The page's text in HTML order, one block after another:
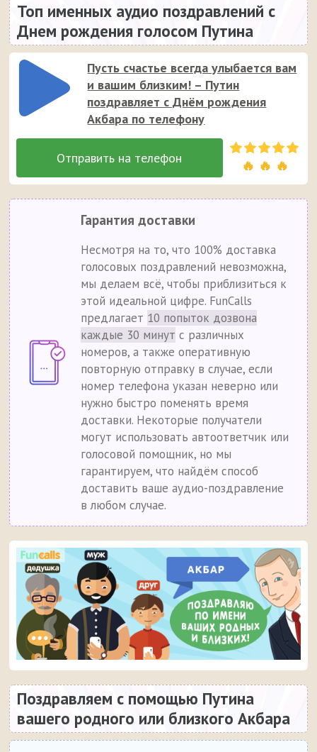
Топ именных аудио поздравлений с
Днем рождения голосом Путина
Пусть счастье всегда улыбается вам
и вашим близким! – Путин
поздравляет с Днём рождения
Акбара по телефону
🔥 🔥 🔥
Гарантия доставки
Несмотря на то, что 100% доставка
голосовых поздравлений невозможна,
мы делаем всё, чтобы приблизиться к
этой идеальной цифре. FunCalls
предлагает 10 попыток дозвона
каждые 30 минут с различных
номеров, а также оперативную
повторную отправку в случае, если
номер телефона указан неверно или
нужно быстро поменять время
доставки. Некоторые получатели
могут использовать автоответчик или
голосовой помощник, но мы
гарантируем, что найдём способ
доставить ваше аудио-поздравление
в любом случае.
Поздравляем с помощью Путина
вашего родного или близкого Акбара